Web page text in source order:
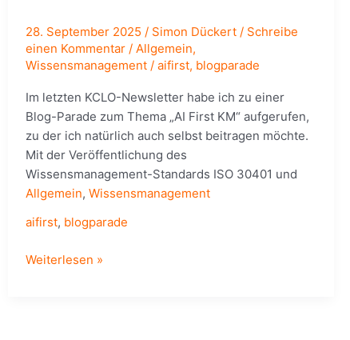
28. September 2025/ Simon Dückert/ Schreibe
einen Kommentar /Allgemein,
Wissensmanagement /aifirst, blogparade
Im letzten KCLO-Newsletter habe ich zu einer
Blog-Parade zum Thema „AI First KM“ aufgerufen,
zu der ich natürlich auch selbst beitragen möchte.
Mit der Veröffentlichung des
Wissensmanagement-Standards ISO 30401 und
Allgemein,Wissensmanagement
aifirst, blogparade
AI
Weiterlesen »